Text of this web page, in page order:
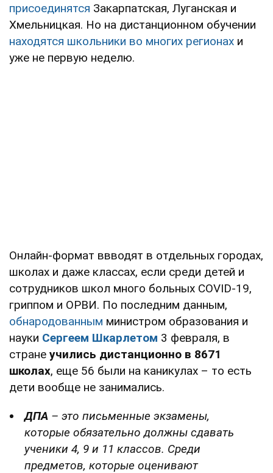
присоединятся Закарпатская, Луганская и
Хмельницкая. Но на дистанционном обучении
находятся школьники во многих регионах и
уже не первую неделю.
Онлайн-формат ввводят в отдельных городах,
школах и даже классах, если среди детей и
сотрудников школ много больных COVID-19,
гриппом и ОРВИ. По последним данным,
обнародованным министром образования и
науки Сергеем Шкарлетом 3 февраля, в
стране учились дистанционно в 8671
школах, еще 56 были на каникулах – то есть
дети вообще не занимались.
ДПА – это письменные экзамены,
которые обязательно должны сдавать
ученики 4, 9 и 11 классов. Среди
предметов, которые оценивают